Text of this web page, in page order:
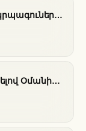
Օմանի
Հորմուզի